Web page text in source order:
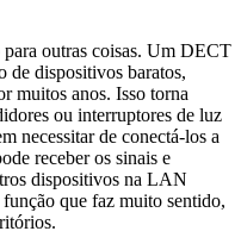
outras coisas. Um DECT
de dispositivos baratos,
muitos anos. Isso torna
ou interruptores de luz
necessitar de conectá-los a
receber os sinais e
dispositivos na LAN
que faz muito sentido,